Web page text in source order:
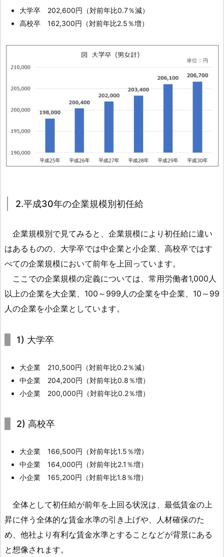
1.
3.
2.
成
0
年
業
模
別
初
1.
2.
1)
学
卒
1.
2.
3.
考
リ
ン
大学卒 202,600円（対前年比0.7％減）
高校卒 162,300円（対前年比2.5％増）
2.平成30年の企業規模別初任給
企業規模別で見てみると、企業規模により初任給に違い
はあるものの、大学卒では中企業と小企業、高校卒ではす
べての企業規模において前年を上回っています。
ここでの企業規模の定義については、常用労働者1,000人
以上の企業を大企業、100～999人の企業を中企業、10～99
人の企業を小企業としています。
1) 大学卒
大企業 210,500円（対前年比0.2％減）
中企業 204,200円（対前年比0.8％増）
小企業 200,000円（対前年比0.2％増）
2) 高校卒
大企業 166,500円（対前年比1.5％増）
中企業 164,000円（対前年比2.1％増）
小企業 165,200円（対前年比1.8％増）
全体として初任給が前年を上回る状況は、最低賃金の上
昇に伴う全体的な賃金水準の引き上げや、人材確保のた
め、他社より有利な賃金水準とすることなどが背景にある
と想像されます。